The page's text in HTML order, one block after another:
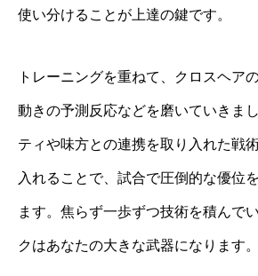
使い分けることが上達の鍵です。
トレーニングを重ねて、クロスヘア
動きの予測反応などを磨いていきま
ティや味方との連携を取り入れた戦
入れることで、試合で圧倒的な優位
ます。焦らず一歩ずつ技術を積んで
クはあなたの大きな武器になります。